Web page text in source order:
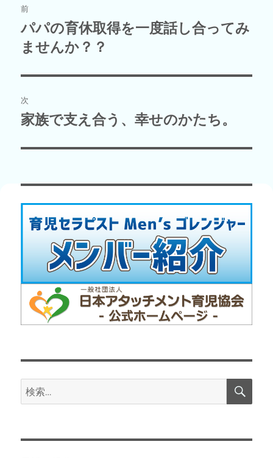
稿
ナ
ビ
ゲ
ー
シ
ン
前
前
の
稿:
パパの育休取得を一度話し合ってみ
ませんか？？
次
次
投
家族で支え合う、幸せのかたち。
検
索:
検